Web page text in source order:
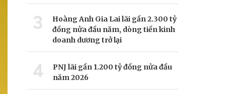
3
Hoàng Anh Gia Lai lãi gần 2.300 tỷ
đồng nửa đầu năm, dòng tiền kinh
doanh dương trở lại
4
PNJ lãi gần 1.200 tỷ đồng nửa đầu
năm 2026